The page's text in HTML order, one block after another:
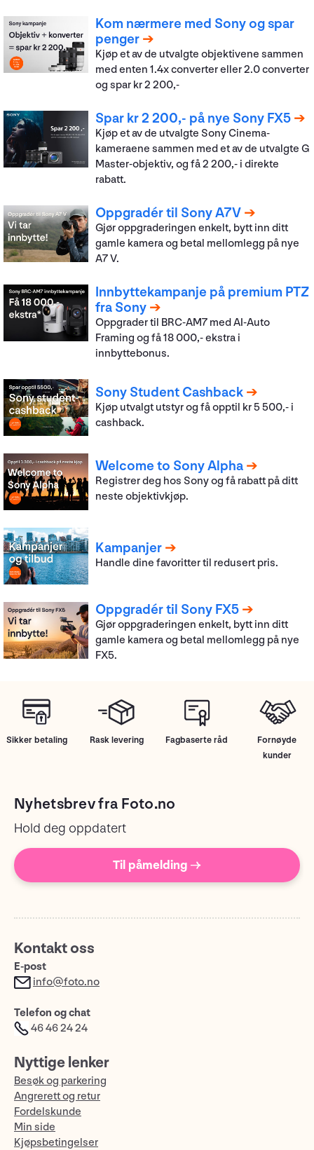
Kom nærmere med Sony og spar
penger
Kjøp et av de utvalgte objektivene sammen
med enten 1.4x converter eller 2.0 converter
og spar kr 2 200,-
Spar kr 2 200,- på nye Sony FX5
Kjøp et av de utvalgte Sony Cinema-
kameraene sammen med et av de utvalgte G
Master-objektiv, og få 2 200,- i direkte
rabatt.
Oppgradér til Sony A7V
Gjør oppgraderingen enkelt, bytt inn ditt
gamle kamera og betal mellomlegg på nye
A7 V.
Innbyttekampanje på premium PTZ
fra Sony
Oppgrader til BRC-AM7 med AI-Auto
Framing og få 18 000,- ekstra i
innbyttebonus.
Sony Student Cashback
Kjøp utvalgt utstyr og få opptil kr 5 500,- i
cashback.
Welcome to Sony Alpha
Registrer deg hos Sony og få rabatt på ditt
neste objektivkjøp.
Kampanjer
Handle dine favoritter til redusert pris.
Oppgradér til Sony FX5
Gjør oppgraderingen enkelt, bytt inn ditt
gamle kamera og betal mellomlegg på nye
FX5.
Sikker betaling Rask levering Fagbaserte råd
Fornøyde
kunder
Nyhetsbrev fra Foto.no
Hold deg oppdatert
Til påmelding →
Kontakt oss
E-post
info@foto.no
Telefon og chat
46 46 24 24
Nyttige lenker
Besøk og parkering
Angrerett og retur
Fordelskunde
Min side
Kjøpsbetingelser